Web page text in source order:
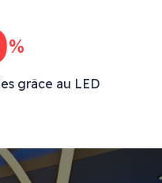
%
grâce au LED